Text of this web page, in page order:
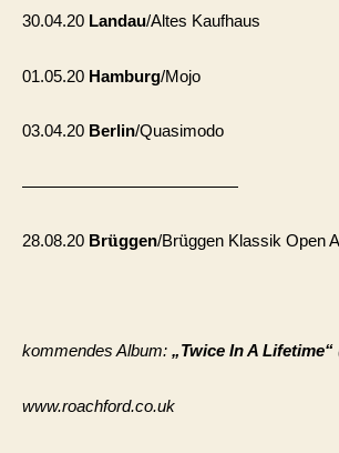
30.04.20 Landau/Altes Kaufhaus
01.05.20 Hamburg/Mojo
03.04.20 Berlin/Quasimodo
—————————————
28.08.20 Brüggen/Brüggen Klassik Open
kommendes Album: „Twice In A Lifetime“
www.roachford.co.uk